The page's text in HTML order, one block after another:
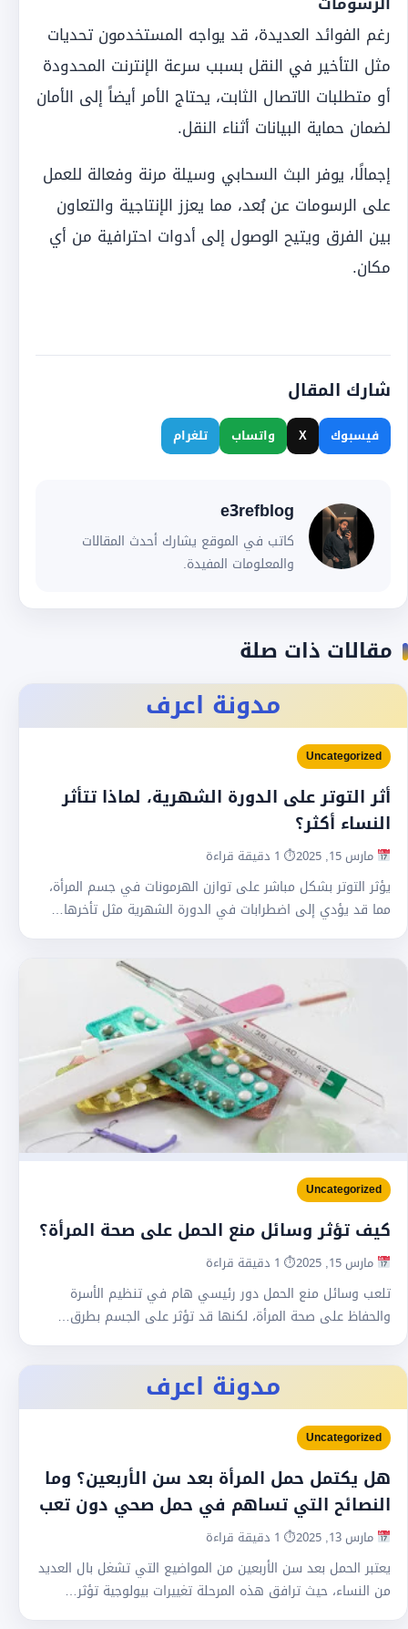
رغم الفوائد العديدة، قد يواجه المستخدمون تحديات
مثل التأخير في النقل بسبب سرعة الإنترنت المحدودة
أو متطلبات الاتصال الثابت، يحتاج الأمر أيضاً إلى الأمان
لضمان حماية البيانات أثناء النقل.
إجمالًا، يوفر البث السحابي وسيلة مرنة وفعالة للعمل
على الرسومات عن بُعد، مما يعزز الإنتاجية والتعاون
بين الفرق ويتيح الوصول إلى أدوات احترافية من أي
مكان.
شارك المقال
فيسبوك X واتساب تلغرام
e3refblog
كاتب في الموقع يشارك أحدث المقالات
والمعلومات المفيدة.
مقالات ذات صلة
مدونة اعرف
Uncategorized
أثر التوتر على الدورة الشهرية، لماذا تتأثر
النساء أكثر؟
مارس 15, 2025 ⏱ 1 دقيقة قراءة
يؤثر التوتر بشكل مباشر على توازن الهرمونات في جسم المرأة،
مما قد يؤدي إلى اضطرابات في الدورة الشهرية مثل تأخرها…
Uncategorized
كيف تؤثر وسائل منع الحمل على صحة المرأة؟
مارس 15, 2025 ⏱ 1 دقيقة قراءة
تلعب وسائل منع الحمل دور رئيسي هام في تنظيم الأسرة
والحفاظ على صحة المرأة، لكنها قد تؤثر على الجسم بطرق…
مدونة اعرف
Uncategorized
هل يكتمل حمل المرأة بعد سن الأربعين؟ وما
النصائح التي تساهم في حمل صحي دون تعب
مارس 13, 2025 ⏱ 1 دقيقة قراءة
يعتبر الحمل بعد سن الأربعين من المواضيع التي تشغل بال العديد
من النساء، حيث ترافق هذه المرحلة تغييرات بيولوجية تؤثر…